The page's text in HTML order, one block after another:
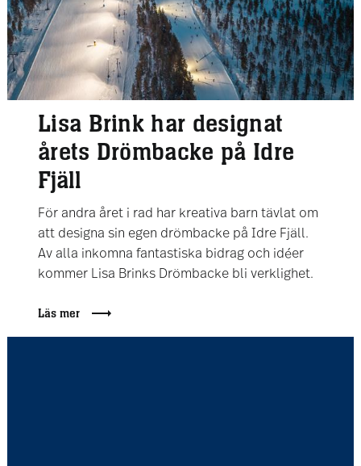
Lisa Brink har designat
årets Drömbacke på Idre
Fjäll
För andra året i rad har kreativa barn tävlat om
att designa sin egen drömbacke på Idre Fjäll.
Av alla inkomna fantastiska bidrag och idéer
kommer Lisa Brinks Drömbacke bli verklighet.
Läs mer